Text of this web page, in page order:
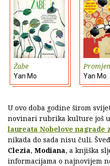
Žabe
Yan Mo Yan Mo
U ovo doba godine širom
novinari rubrika kulture još
laureata Nobelove nagrade
nikada do sada nisu čuli.
Clezia, Modiana, a knjiška
informacijama o najnovijem